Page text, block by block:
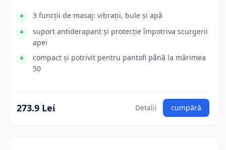
3 funcții de masaj: vibrații, bule și apă
suport antiderapant și protecție împotriva scurgerii
apei
compact și potrivit pentru pantofi până la mărimea
50
273.9 Lei Detalii cumpără